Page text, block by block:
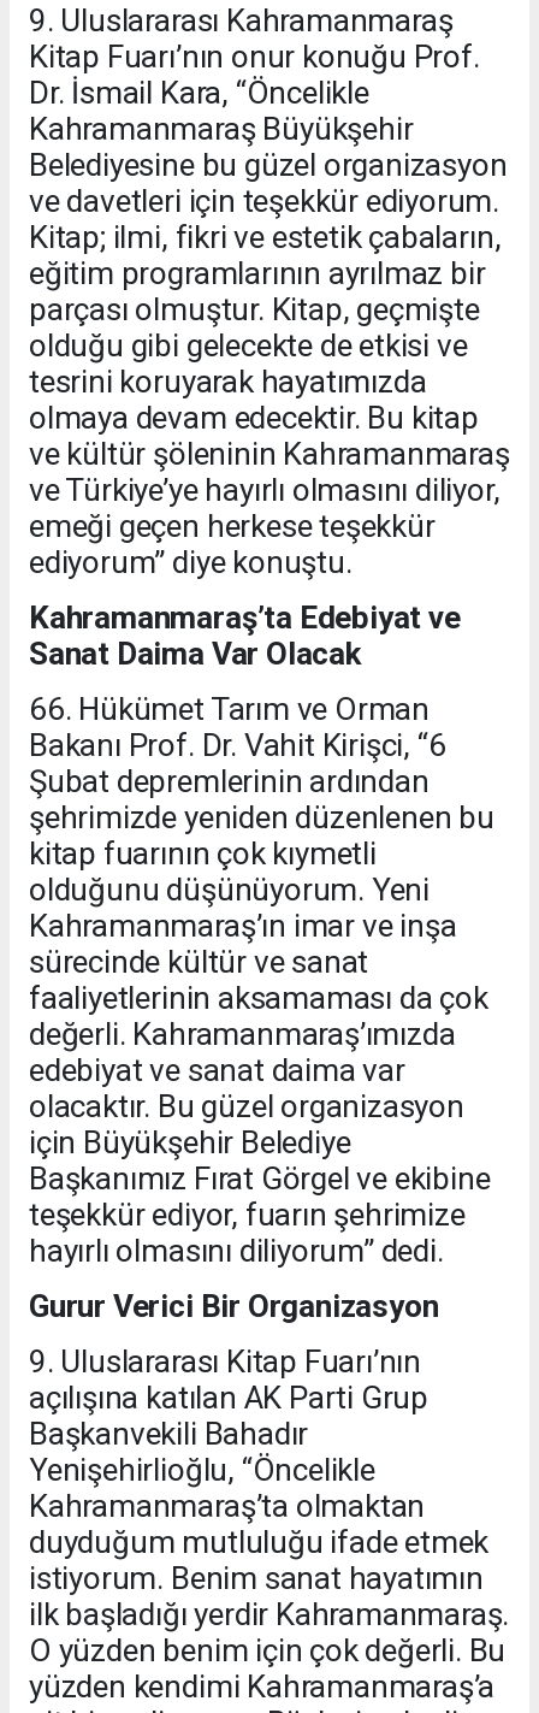
9. Uluslararası Kahramanmaraş
Kitap Fuarı’nın onur konuğu Prof.
Dr. İsmail Kara, “Öncelikle
Kahramanmaraş Büyükşehir
Belediyesine bu güzel organizasyon
ve davetleri için teşekkür ediyorum.
Kitap; ilmi, fikri ve estetik çabaların,
eğitim programlarının ayrılmaz bir
parçası olmuştur. Kitap, geçmişte
olduğu gibi gelecekte de etkisi ve
tesrini koruyarak hayatımızda
olmaya devam edecektir. Bu kitap
ve kültür şöleninin Kahramanmaraş
ve Türkiye’ye hayırlı olmasını diliyor,
emeği geçen herkese teşekkür
ediyorum” diye konuştu.
Kahramanmaraş’ta Edebiyat ve
Sanat Daima Var Olacak
66. Hükümet Tarım ve Orman
Bakanı Prof. Dr. Vahit Kirişci, “6
Şubat depremlerinin ardından
şehrimizde yeniden düzenlenen bu
kitap fuarının çok kıymetli
olduğunu düşünüyorum. Yeni
Kahramanmaraş’ın imar ve inşa
sürecinde kültür ve sanat
faaliyetlerinin aksamaması da çok
değerli. Kahramanmaraş’ımızda
edebiyat ve sanat daima var
olacaktır. Bu güzel organizasyon
için Büyükşehir Belediye
Başkanımız Fırat Görgel ve ekibine
teşekkür ediyor, fuarın şehrimize
hayırlı olmasını diliyorum” dedi.
Gurur Verici Bir Organizasyon
9. Uluslararası Kitap Fuarı’nın
açılışına katılan AK Parti Grup
Başkanvekili Bahadır
Yenişehirlioğlu, “Öncelikle
Kahramanmaraş’ta olmaktan
duyduğum mutluluğu ifade etmek
istiyorum. Benim sanat hayatımın
ilk başladığı yerdir Kahramanmaraş.
O yüzden benim için çok değerli. Bu
yüzden kendimi Kahramanmaraş’a